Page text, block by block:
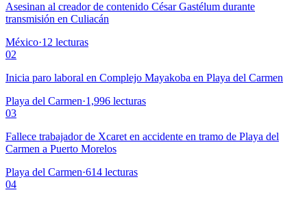
Asesinan al creador de contenido César Gastélum durante
transmisión en Culiacán
México·12 lecturas
02
Inicia paro laboral en Complejo Mayakoba en Playa del Carmen
Playa del Carmen·1,996 lecturas
03
Fallece trabajador de Xcaret en accidente en tramo de Playa del
Carmen a Puerto Morelos
Playa del Carmen·614 lecturas
04